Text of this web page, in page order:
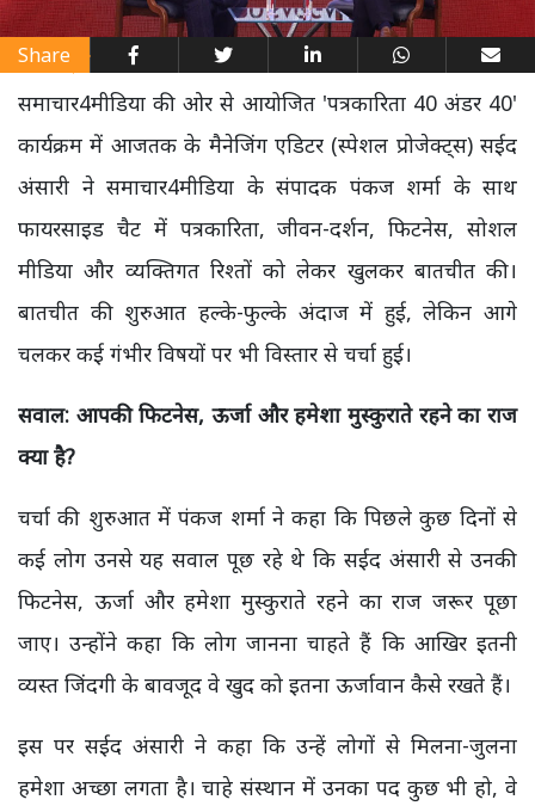
Share
समाचार4मीडिया की ओर से आयोजित 'पत्रकारिता 40 अंडर 40'
कार्यक्रम में आजतक के मैनेजिंग एडिटर (स्पेशल प्रोजेक्ट्स) सईद
अंसारी ने समाचार4मीडिया के संपादक पंकज शर्मा के साथ
फायरसाइड चैट में पत्रकारिता, जीवन-दर्शन, फिटनेस, सोशल
मीडिया और व्यक्तिगत रिश्तों को लेकर खुलकर बातचीत की।
बातचीत की शुरुआत हल्के-फुल्के अंदाज में हुई, लेकिन आगे
चलकर कई गंभीर विषयों पर भी विस्तार से चर्चा हुई।
सवाल: आपकी फिटनेस, ऊर्जा और हमेशा मुस्कुराते रहने का राज
क्या है?
चर्चा की शुरुआत में पंकज शर्मा ने कहा कि पिछले कुछ दिनों से
कई लोग उनसे यह सवाल पूछ रहे थे कि सईद अंसारी से उनकी
फिटनेस, ऊर्जा और हमेशा मुस्कुराते रहने का राज जरूर पूछा
जाए। उन्होंने कहा कि लोग जानना चाहते हैं कि आखिर इतनी
व्यस्त जिंदगी के बावजूद वे खुद को इतना ऊर्जावान कैसे रखते हैं।
इस पर सईद अंसारी ने कहा कि उन्हें लोगों से मिलना-जुलना
हमेशा अच्छा लगता है। चाहे संस्थान में उनका पद कुछ भी हो, वे